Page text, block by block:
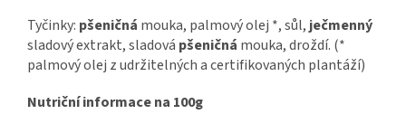
Tyčinky: pšeničná mouka, palmový olej *, sůl, ječmenný
sladový extrakt, sladová pšeničná mouka, droždí. (*
palmový olej z udržitelných a certifikovaných plantáží)
Nutriční informace na 100g